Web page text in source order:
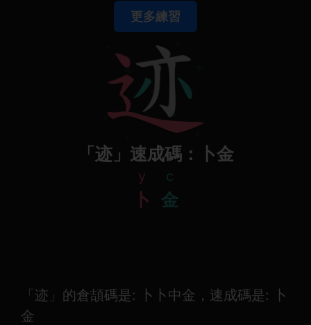
更多練習
「迹」速成碼：卜金
y
卜
c
金
「迹」的倉頡碼是: 卜卜中金，速成碼是: 卜
金